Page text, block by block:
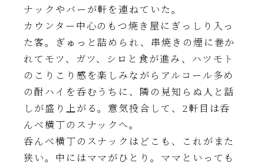
ナックやバーが軒を連ねていた。
カウンター中心のもつ焼き屋にぎっしり入っ
た客。ぎゅっと詰められ、串焼きの煙に巻か
れてモツ、ガツ、シロと食が進み、ハツモト
のこりこり感を楽しみながらアルコール多め
の酎ハイを呑むうちに、隣の見知らぬ人と話
しが盛り上がる。意気投合して、2軒目は呑
んべ横丁のスナックへ。
呑んべ横丁のスナックはどこも、これがまた
狭い。中にはママがひとり。ママといっても